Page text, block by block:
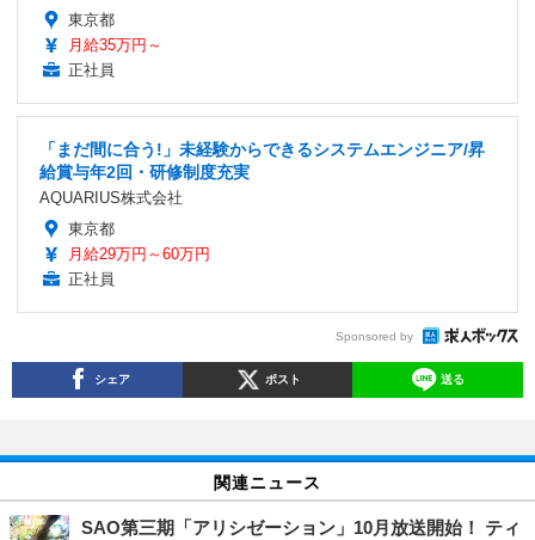
東京都
月給35万円～
正社員
「まだ間に合う!」未経験からできるシステムエンジニア/昇
給賞与年2回・研修制度充実
AQUARIUS株式会社
東京都
月給29万円～60万円
正社員
Sponsored by
シェア ポスト 送る
関連ニュース
SAO第三期「アリシゼーション」10月放送開始！ ティ